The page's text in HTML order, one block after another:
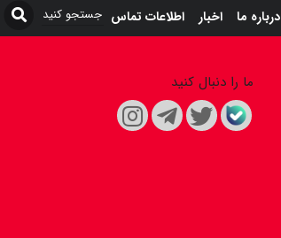
درباره ما اخبار اطلاعات تماس
ما را دنبال کنید